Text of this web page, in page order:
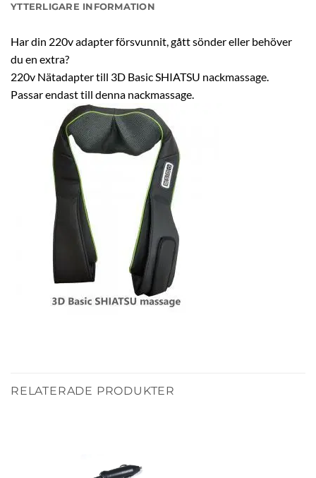
YTTERLIGARE INFORMATION
Har din 220v adapter försvunnit, gått sönder eller behöver
du en extra?
220v Nätadapter till 3D Basic SHIATSU nackmassage.
Passar endast till denna nackmassage.
RELATERADE PRODUKTER